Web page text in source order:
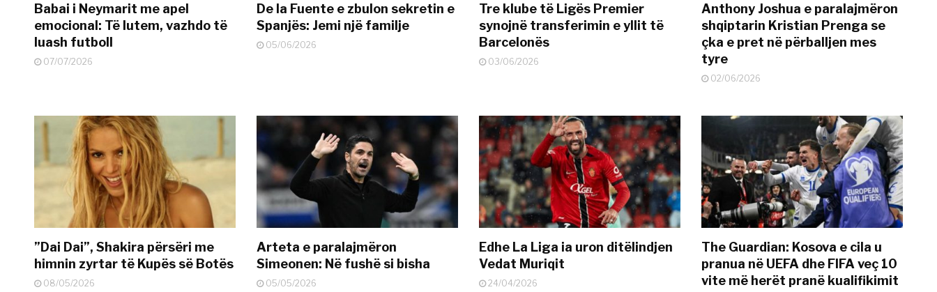
Babai i Neymarit me apel
emocional: Të lutem, vazhdo të
luash futboll
07/07/2026
De la Fuente e zbulon sekretin e
Spanjës: Jemi një familje
05/06/2026
Tre klube të Ligës Premier
synojnë transferimin e yllit të
Barcelonës
03/06/2026
Anthony Joshua e paralajmëron
shqiptarin Kristian Prenga se
çka e pret në përballjen mes
tyre
02/06/2026
”Dai Dai”, Shakira përsëri me
himnin zyrtar të Kupës së Botës
08/05/2026
Arteta e paralajmëron
Simeonen: Në fushë si bisha
05/05/2026
Edhe La Liga ia uron ditëlindjen
Vedat Muriqit
24/04/2026
The Guardian: Kosova e cila u
pranua në UEFA dhe FIFA veç 10
vite më herët pranë kualifikimit